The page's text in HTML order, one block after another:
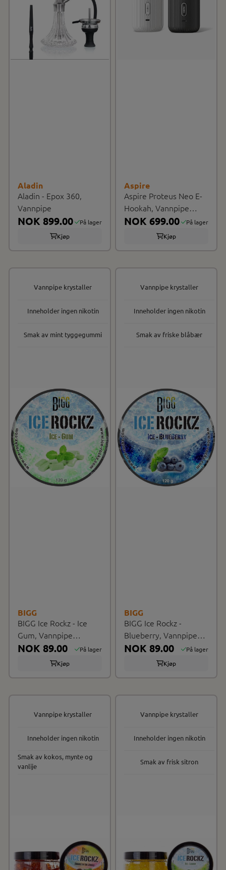
Aladin
Aladin - Epox 360,
Vannpipe
NOK 899.00
På lager
Kjøp
Aspire
Aspire Proteus Neo E-
Hookah, Vannpipe
fordamper
NOK 699.00
På lager
Kjøp
BIGG
BIGG Ice Rockz - Ice
Gum, Vannpipe
krystaller
NOK 89.00
På lager
Kjøp
Vannpipe krystaller
Inneholder ingen nikotin
Smak av mint tyggegummi
BIGG
BIGG Ice Rockz -
Blueberry, Vannpipe
krystaller
NOK 89.00
På lager
Kjøp
Vannpipe krystaller
Inneholder ingen nikotin
Smak av friske blåbær
Vannpipe krystaller
Inneholder ingen nikotin
Smak av kokos, mynte og
vanlije
Vannpipe krystaller
Inneholder ingen nikotin
Smak av frisk sitron